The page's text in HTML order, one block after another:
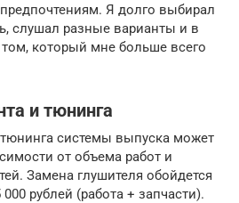
Я долго выбирал
слушал разные варианты и в
том, который мне больше всего
и тюнинга
системы выпуска может
от объема работ и
Замена глушителя обойдется
рублей (работа + запчасти).